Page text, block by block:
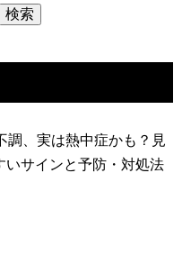
調、実は熱中症かも？見
いサインと予防・対処法